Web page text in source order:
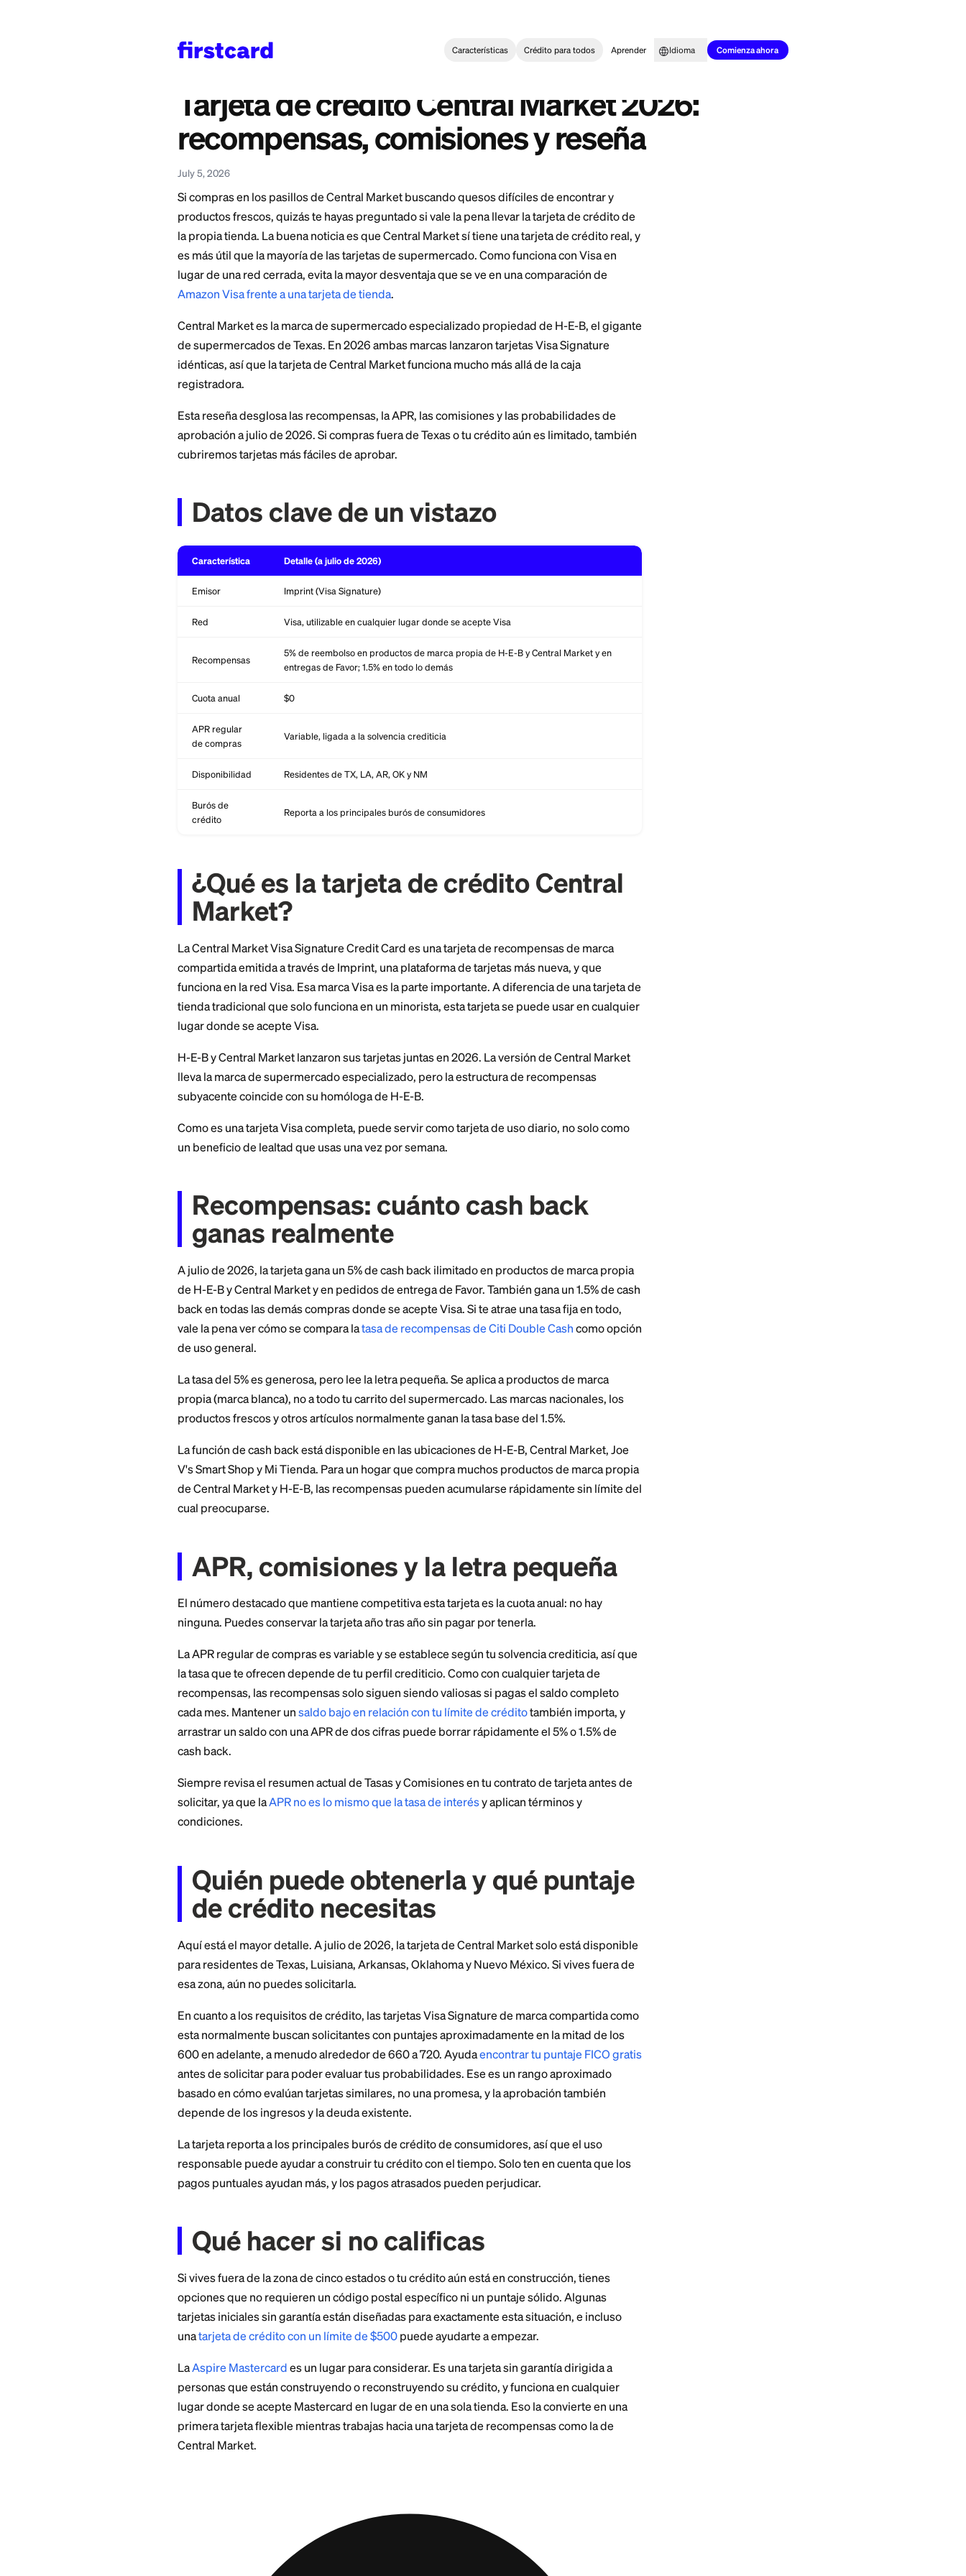
Características Crédito para todos Aprender Idioma
Home>Learn
Tarjeta de crédito Central Market 2026: recompensas, comisiones y reseña
Tarjeta de crédito Central Market 2026:
recompensas, comisiones y reseña
July 5, 2026
Si compras en los pasillos de Central Market buscando quesos difíciles de encontrar y
productos frescos, quizás te hayas preguntado si vale la pena llevar la tarjeta de crédito de
la propia tienda. La buena noticia es que Central Market sí tiene una tarjeta de crédito real, y
es más útil que la mayoría de las tarjetas de supermercado. Como funciona con Visa en
lugar de una red cerrada, evita la mayor desventaja que se ve en una comparación de
Amazon Visa frente a una tarjeta de tienda.
Central Market es la marca de supermercado especializado propiedad de H-E-B, el gigante
idénticas, así que la tarjeta de Central Market funciona mucho más allá de la caja
registradora.
aprobación a julio de 2026. Si compras fuera de Texas o tu crédito aún es limitado, también
Datos clave de un vistazo
Característica Detalle (a julio de 2026)
Emisor
Red Visa, utilizable en cualquier lugar donde se acepte Visa
Recompensas
5% de reembolso en productos de marca propia de H-E-B y Central Market y en
$0
de compras
Disponibilidad
Burós de
crédito
Reporta a los principales burós de consumidores
¿Qué es la tarjeta de crédito Central
Market?
compartida emitida a través de Imprint, una plataforma de tarjetas más nueva, y que
lugar donde se acepte Visa.
H-E-B y Central Market lanzaron sus tarjetas juntas en 2026. La versión de Central Market
lleva la marca de supermercado especializado, pero la estructura de recompensas
subyacente coincide con su homóloga de H-E-B.
Como es una tarjeta Visa completa, puede servir como tarjeta de uso diario, no solo como
un beneficio de lealtad que usas una vez por semana.
Recompensas: cuánto cash back
ganas realmente
A julio de 2026, la tarjeta gana un 5% de cash back ilimitado en productos de marca propia
de H-E-B y Central Market y en pedidos de entrega de Favor. También gana un 1.5% de cash
vale la pena ver cómo se compara la tasa de recompensas de Citi Double Cash
de uso general.
La tasa del 5% es generosa, pero lee la letra pequeña. Se aplica a productos de marca
productos frescos y otros artículos normalmente ganan la tasa base del 1.5%.
La función de cash back está disponible en las ubicaciones de H-E-B, Central Market, Joe
V's Smart Shop y Mi Tienda. Para un hogar que compra muchos productos de marca propia
de Central Market y H-E-B, las recompensas pueden acumularse rápidamente sin límite del
El número destacado que mantiene competitiva esta tarjeta es la cuota anual: no hay
ninguna. Puedes conservar la tarjeta año tras año sin pagar por tenerla.
La APR regular de compras es variable y se establece según tu solvencia crediticia, así que
la tasa que te ofrecen depende de tu perfil crediticio. Como con cualquier tarjeta de
recompensas, las recompensas solo siguen siendo valiosas si pagas el saldo completo
cada mes. Mantener unsaldo bajo en relación con tu límite de créditotambién importa, y
arrastrar un saldo con una APR de dos cifras puede borrar rápidamente el 5% o 1.5% de
cash back.
Siempre revisa el resumen actual de Tasas y Comisiones en tu contrato de tarjeta antes de
solicitar, ya que la APR no es lo mismo que la tasa de interés
condiciones.
de crédito necesitas
Aquí está el mayor detalle. A julio de 2026, la tarjeta de Central Market solo está disponible
para residentes de Texas, Luisiana, Arkansas, Oklahoma y Nuevo México. Si vives fuera de
esa zona, aún no puedes solicitarla.
En cuanto a los requisitos de crédito, las tarjetas Visa Signature de marca compartida como
esta normalmente buscan solicitantes con puntajes aproximadamente en la mitad de los
600 en adelante, a menudo alrededor de 660 a 720. Ayuda
encontrar tu puntaje FICO gratis
antes de solicitar para poder evaluar tus probabilidades. Ese es un rango aproximado
La tarjeta reporta a los principales burós de crédito de consumidores, así que el uso
responsable puede ayudar a construir tu crédito con el tiempo. Solo ten en cuenta que los
pagos puntuales ayudan más, y los pagos atrasados pueden perjudicar.